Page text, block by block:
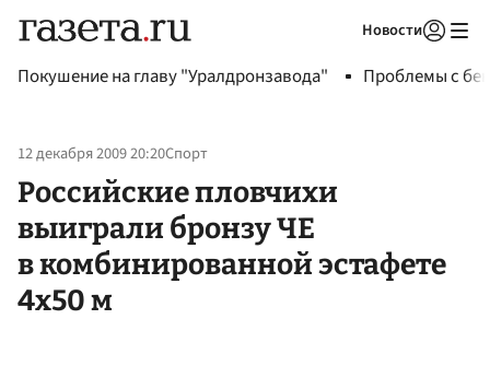
Новости
Покушение на главу "Уралдронзавода" Проблемы с
12 декабря 2009 20:20Спорт
Российские пловчихи
выиграли бронзу ЧЕ
в комбинированной эстафете
4х50 м